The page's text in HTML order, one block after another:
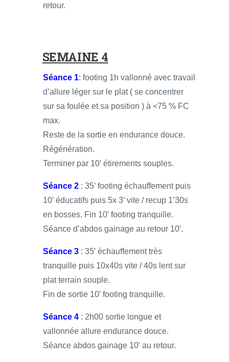
retour.
SEMAINE 4
Séance 1: footing 1h vallonné avec travail
d’allure léger sur le plat ( se concentrer
sur sa foulée et sa position ) à <75 % FC
max.
Reste de la sortie en endurance douce.
Régénération.
Terminer par 10′ étirements souples.
Séance 2 : 35′ footing échauffement puis
10′ éducatifs puis 5x 3′ vite / recup 1’30s
en bosses. Fin 10′ footing tranquille.
Séance d’abdos gainage au retour 10′.
Séance 3 : 35′ échauffement très
tranquille puis 10x40s vite / 40s lent sur
plat terrain souple.
Fin de sortie 10′ footing tranquille.
Séance 4 : 2h00 sortie longue et
vallonnée allure endurance douce.
Séance abdos gainage 10′ au retour.